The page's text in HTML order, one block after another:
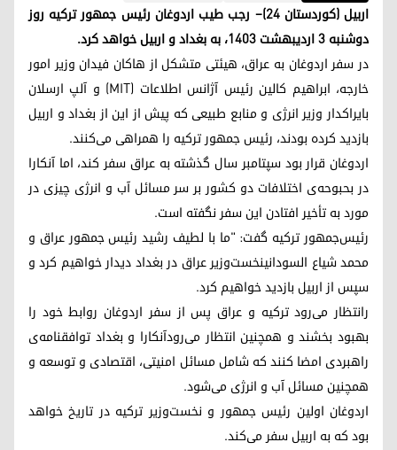
اربیل (کوردستان ۲۴)– رجب طیب اردوغان رئیس جمهور ترکیه روز
دوشنبه ٣ اردیبهشت ۱۴۰۳، به بغداد و اربیل خواهد کرد.
در سفر اردوغان به عراق، هیئتی متشکل از هاکان فیدان وزیر امور
خارجه، ابراهیم کالین رئیس آژانس اطلاعات (MIT) و آلپ ارسلان
بایراکدار وزیر انرژی و منابع طبیعی که پیش از این از بغداد و اربیل
بازدید کرده بودند، رئیس جمهور ترکیه را همراهی می‌کنند.
اردوغان قرار بود سپتامبر سال گذشته به عراق سفر کند، اما آنکارا
در بحبوحه‌ی اختلافات دو کشور بر سر مسائل آب و انرژی چیزی در
مورد به تأخیر افتادن این سفر نگفته است.
رئیس‌جمهور ترکیه گفت: "ما با لطیف رشید رئیس جمهور عراق و
محمد شیاع السودانینخست‌وزیر عراق در بغداد دیدار خواهیم کرد و
سپس از اربیل بازدید خواهیم کرد.
رانتظار می‌رود ترکیه و عراق پس از سفر اردوغان روابط خود را
بهبود بخشند و همچنین انتظار می‌رودآنکارا و بغداد توافقنامه‌ی
راهبردی امضا کنند که شامل مسائل امنیتی، اقتصادی و توسعه و
همچنین مسائل آب و انرژی می‌شود.
اردوغان اولین رئیس جمهور و نخست‌وزیر ترکیه در تاریخ خواهد
بود که به اربیل سفر می‌کند.